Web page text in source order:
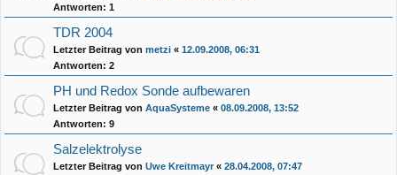
Antworten: 1
TDR 2004
Letzter Beitrag von metzi « 12.09.2008, 06:31
Antworten: 2
PH und Redox Sonde aufbewaren
Letzter Beitrag von AquaSysteme « 08.09.2008, 13:52
Antworten: 9
Salzelektrolyse
Letzter Beitrag von Uwe Kreitmayr« 28.04.2008, 07:47